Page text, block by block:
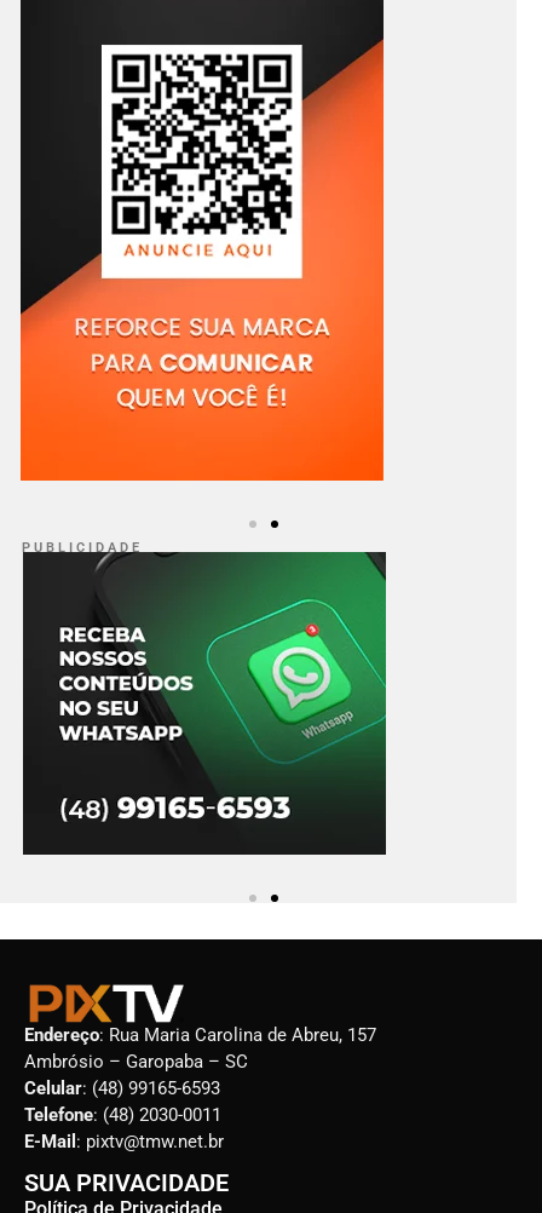
P U B L I C I D A D E
Endereço: Rua Maria Carolina de Abreu, 157
Ambrósio – Garopaba – SC
Celular: (48) 99165-6593
Telefone: (48) 2030-0011
E-Mail : pixtv@tmw.net.br
SUA PRIVACIDADE